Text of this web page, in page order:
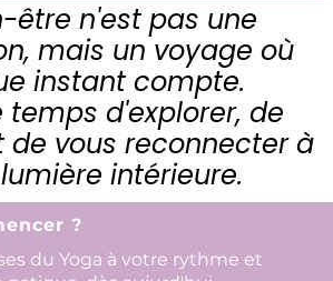
être n'est pas une
mais un voyage où
instant compte.
temps d'explorer, de
de vous reconnecter à
intérieure.
?
du Yoga à votre rythme et